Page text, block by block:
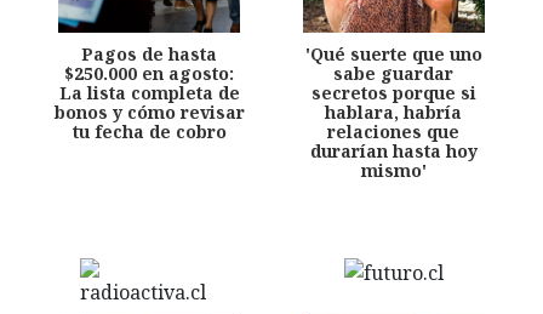
Pagos de hasta
$250.000 en agosto:
La lista completa de
bonos y cómo revisar
tu fecha de cobro
'Qué suerte que uno
sabe guardar
secretos porque si
hablara, habría
relaciones que
durarían hasta hoy
mismo'